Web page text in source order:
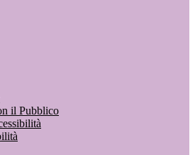
il Pubblico